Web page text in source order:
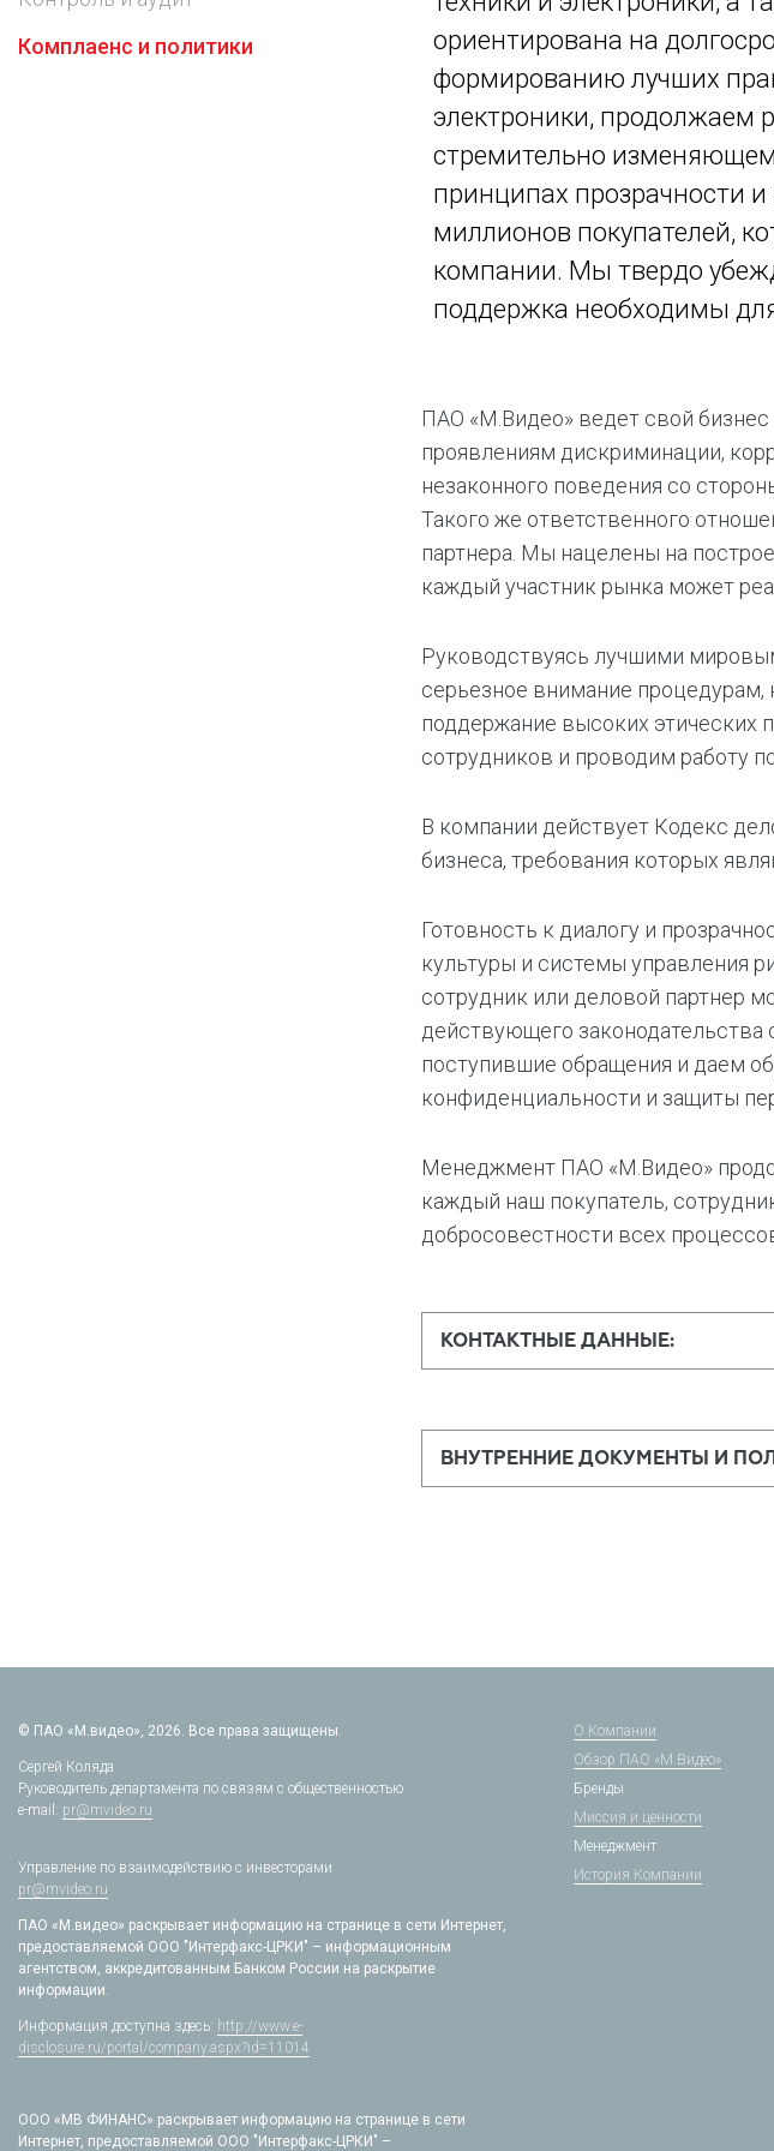
«М.Видео» — эксперт-
бытовой техникой и
максимальному ассортименту
компания предлагает
решения задач покупателей
Предоставление информации и копий
Комплаенс и политики
ориентирована на
формированию лучших
электроники, продолжаем
стремительно
принципах прозрачности
миллионов покупателей,
компании. Мы твердо
поддержка необходимы
ПАО «М.Видео» ведет свой
проявлениям дискриминации,
незаконного поведения со
Такого же ответственного
партнера. Мы нацелены на
каждый участник рынка может
Руководствуясь лучшими
серьезное внимание
поддержание высоких этических
сотрудников и проводим работу
В компании действует Кодекс
бизнеса, требования которых
Готовность к диалогу и
культуры и системы управления
сотрудник или деловой партнер
действующего
поступившие обращения и даем
конфиденциальности и защиты
Менеджмент ПАО «М.Видео»
каждый наш покупатель,
добросовестности всех
КОНТАКТНЫЕ ДАННЫЕ:
ВНУТРЕННИЕ ДОКУМЕНТЫ И
© ПАО «М.видео», 2026. Все права защищены.
Сергей Коляда
Руководитель департамента по связям с общественностью
e-mail: pr@mvideo.ru
Управление по взаимодействию с инвесторами
pr@mvideo.ru
ПАО «М.видео» раскрывает информацию на странице в сети Интернет,
предоставляемой ООО "Интерфакс-ЦРКИ" – информационным
агентством, аккредитованным Банком России на раскрытие
информации.
Информация доступна здесь: http://www.e-
disclosure.ru/portal/company.aspx?id=11014
ООО «МВ ФИНАНС» раскрывает информацию на странице в сети
Интернет, предоставляемой ООО "Интерфакс-ЦРКИ" –
О Компании
Обзор ПАО «М.Видео»
Бренды
Миссия и ценности
Менеджмент
История Компании